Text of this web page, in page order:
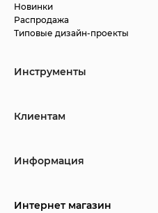
Новинки
Распродажа
Типовые дизайн-проекты
Инструменты
Клиентам
Информация
Интернет магазин